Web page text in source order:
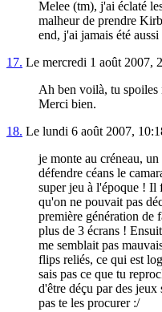
Melee (tm), j'ai éclaté
malheur de prendre
end, j'ai jamais été
17. Le mercredi 1 août 2007,
Ah ben voilà, tu spoiles
Merci bien.
18. Le lundi 6 août 2007,
je monte au créneau,
défendre céans le
super jeu à l'époque ! Il
qu'on ne pouvait pas
première génération
plus de 3 écrans !
me semblait pas
flips reliés, ce qui est
sais pas ce que tu
d'être déçu par des
pas te les procurer :/